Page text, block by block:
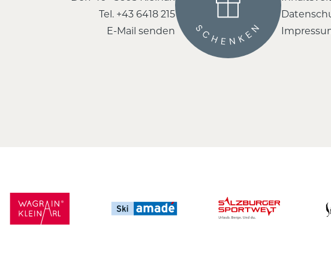
Tel. +43 6418 215
E-Mail senden